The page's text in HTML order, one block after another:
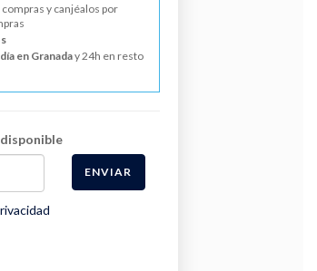
y canjéalos por
en Granaday 24h en resto
ENVIAR